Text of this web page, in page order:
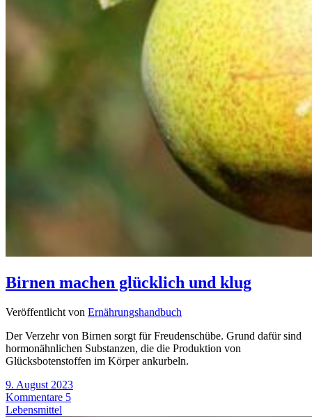
Birnen machen glücklich und klug
Veröffentlicht von Ernährungshandbuch
Der Verzehr von Birnen sorgt für Freudenschübe. Grund dafür sind
hormonähnlichen Substanzen, die die Produktion von
Glücksbotenstoffen im Körper ankurbeln.
9. August 2023
Kommentare 5
Lebensmittel